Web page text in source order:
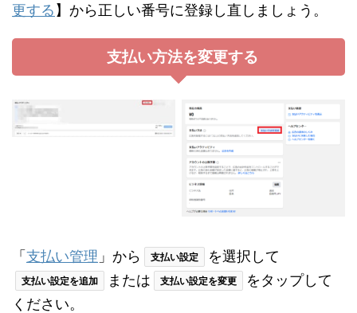
更する 】から正しい番号に登録し直しましょう。
支払い方法を変更する
「支払い管理 」から 支払い設定 を選択して
支払い設定を追加 または 支払い設定を変更
をタップして
ください。